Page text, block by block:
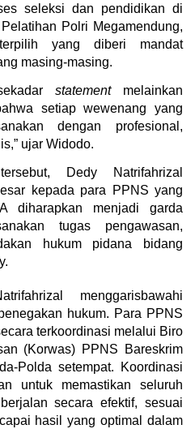
seleksi dan pendidikan di
Polri Megamendung,
yang diberi mandat
masing-masing.
statement melainkan
setiap wewenang yang
dengan profesional,
ujar Widodo.
Dedy Natrifahrizal
kepada para PPNS yang
diharapkan menjadi garda
tugas pengawasan,
hukum pidana bidang
menggarisbawahi
hukum. Para PPNS
terkoordinasi melalui Biro
(Korwas) PPNS Bareskrim
Polda setempat. Koordinasi
untuk memastikan seluruh
secara efektif, sesuai
hasil yang optimal dalam